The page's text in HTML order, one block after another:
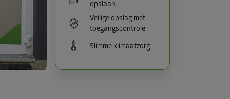
opslaan
Veilige opslag met
toegangscontrole
Slimme klimaatzorg